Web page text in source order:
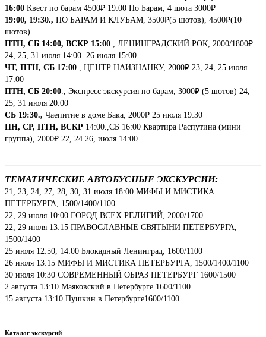
16:00 Квест по барам 4500₽ 19:00 По Барам, 4 шота 3000₽
19:00, 19:30., ПО БАРАМ И КЛУБАМ, 3500₽(5 шотов), 4500₽(10
шотов)
ПТН, СБ 14:00, ВСКР 15:00 ., ЛЕНИНГРАДСКИЙ РОК, 2000/1800₽
24, 25, 31 июля 14:00. 26 июля 15:00
ЧТ, ПТН, СБ 17:00 ., ЦЕНТР НАИЗНАНКУ, 2000₽ 23, 24, 25 июля
17:00
ПТН, СБ 20:00 ., Экспресс экскурсия по барам, 3000₽ (5 шотов) 24,
25, 31 июля 20:00
СБ 19:30., Чаепитие в доме Бака, 2000₽ 25 июля 19:30
ПН, СР, ПТН, ВСКР 14:00.,СБ 16:00 Квартира Распутина (мини
группа), 2000₽ 22, 24 26, июля 14:00
ТЕМАТИЧЕСКИЕ АВТОБУСНЫЕ ЭКСКУРСИИ:
21, 23, 24, 27, 28, 30, 31 июля 18:00 МИФЫ И МИСТИКА
ПЕТЕРБУРГА, 1500/1400/1100
22, 29 июля 10:00 ГОРОД ВСЕХ РЕЛИГИЙ, 2000/1700
22, 29 июля 13:15 ПРАВОСЛАВНЫЕ СВЯТЫНИ ПЕТЕРБУРГА,
1500/1400
25 июля 12:50, 14:00 Блокадный Ленинград, 1600/1100
26 июля 13:15 МИФЫ И МИСТИКА ПЕТЕРБУРГА, 1500/1400/1100
30 июля 10:30 СОВРЕМЕННЫЙ ОБРАЗ ПЕТЕРБУРГ 1600/1500
2 августа 13:10 Маяковский в Петербурге 1600/1100
15 августа 13:10 Пушкин в Петербурге1600/1100
Каталог экскурсий